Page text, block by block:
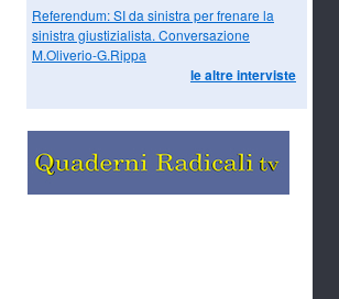
Referendum: SI da sinistra per frenare la
sinistra giustizialista. Conversazione
M.Oliverio-G.Rippa
le altre interviste